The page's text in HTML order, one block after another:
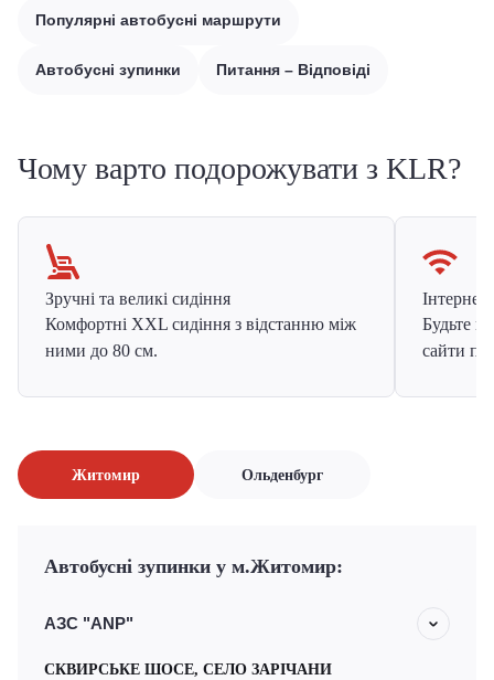
Популярні автобусні маршрути
Автобусні зупинки Питання – Відповіді
Чому варто подорожувати з KLR?
Зручні та великі сидіння
Комфортні XXL сидіння з відстанню між
ними до 80 см.
Інтернет
Будьте
сайти
Житомир Ольденбург
Автобусні зупинки у м.Житомир:
АЗС "ANP"
СКВИРСЬКЕ ШОСЕ, СЕЛО ЗАРІЧАНИ